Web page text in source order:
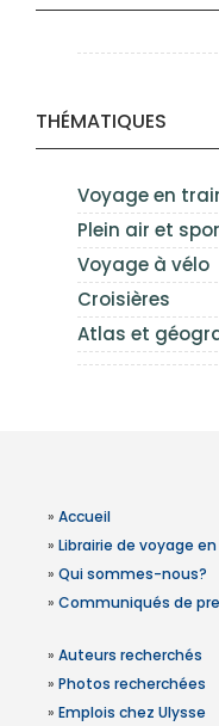
THÉMATIQUES
Voyage en
Plein air et
Voyage à vélo
Croisières
Atlas et
» Accueil
» Librairie de voyage
» Qui sommes-nous?
» Communiqués de
» Auteurs recherchés
» Photos recherchées
» Emplois chez Ulysse